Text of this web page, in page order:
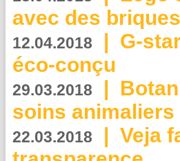
avec des
12.04.2018 | G-
éco-conçu
29.03.2018 |
soins animaliers
22.03.2018 | Veja